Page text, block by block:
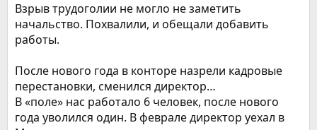
Взрыв трудоголии не могло не заметить
начальство. Похвалили, и обещали добавить
работы.
После нового года в конторе назрели кадровые
перестановки, сменился директор…
В «поле» нас работало 6 человек, после нового
года уволился один. В феврале директор уехал в